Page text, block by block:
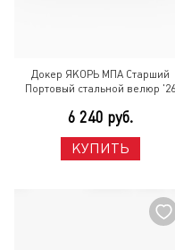
Докер ЯКОРЬ МПА Старший
Портовый стальной велюр '26
6 240 руб.
КУПИТЬ